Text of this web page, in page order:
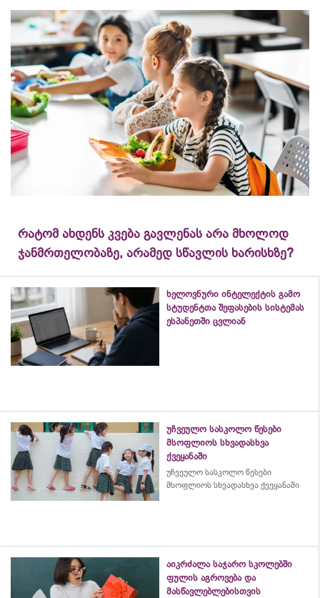
რატომ ახდენს კვება გავლენას არა მხოლოდ
ჯანმრთელობაზე, არამედ სწავლის ხარისხზე?
ხელოვნური ინტელექტის გამო
სტუდენტთა შეფასების სისტემას
ესპანეთში ცვლიან
უჩვეულო სასკოლო წესები
მსოფლიოს სხვადასხვა
ქვეყანაში
უჩვეულო სასკოლო წესები
მსოფლიოს სხვადასხვა ქვეყანაში
აიკრძალა საჯარო სკოლებში
ფულის აგროვება და
მასწავლებლებისთვის